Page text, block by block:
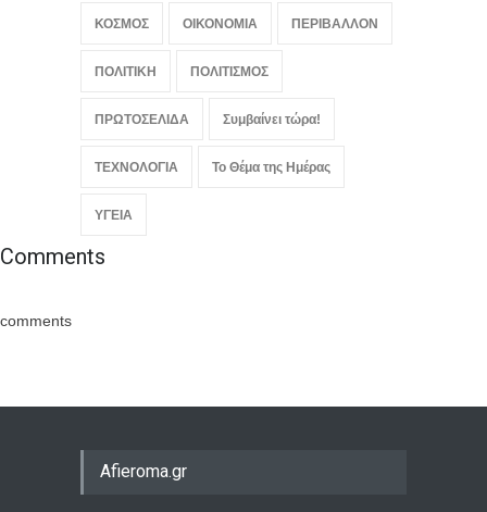
ΚΟΣΜΟΣ ΟΙΚΟΝΟΜΙΑ ΠΕΡΙΒΑΛΛΟΝ
ΠΟΛΙΤΙΚΗ ΠΟΛΙΤΙΣΜΟΣ
ΠΡΩΤΟΣΕΛΙΔΑ Συμβαίνει τώρα!
ΤΕΧΝΟΛΟΓΙΑ Το Θέμα της Ημέρας
ΥΓΕΙΑ
Comments
comments
Afieroma.gr